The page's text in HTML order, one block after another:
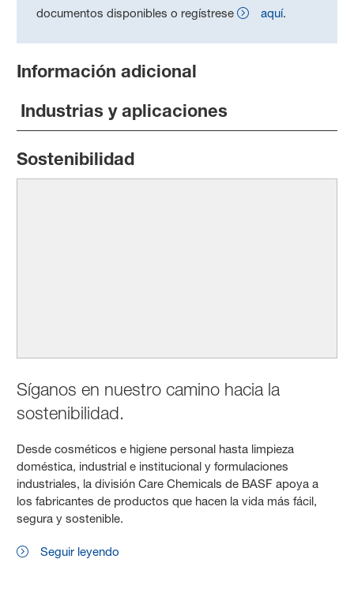
documentos disponibles o regístrese
aquí.
Información adicional
Industrias y aplicaciones
Sostenibilidad
Síganos en nuestro camino hacia la
sostenibilidad.
Desde cosméticos e higiene personal hasta limpieza
doméstica, industrial e institucional y formulaciones
industriales, la división Care Chemicals de BASF apoya a
los fabricantes de productos que hacen la vida más fácil,
segura y sostenible.
Seguir leyendo